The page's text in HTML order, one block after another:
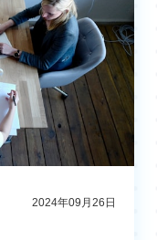
2024年09月26日